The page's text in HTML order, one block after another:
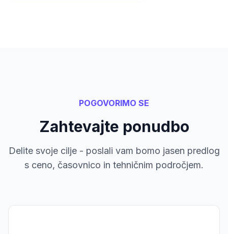
POGOVORIMO SE
Zahtevajte ponudbo
Delite svoje cilje - poslali vam bomo jasen predlog
s ceno, časovnico in tehničnim področjem.